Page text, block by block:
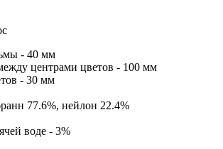
- 40 мм
центрами цветов - 100 мм
- 30 мм
77.6%, нейлон 22.4%
воде - 3%